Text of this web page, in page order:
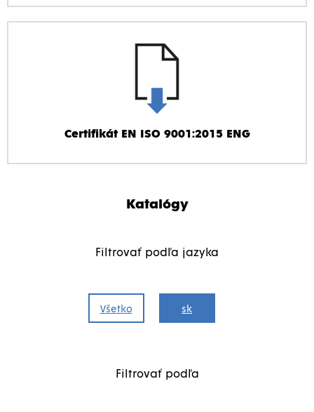
Certifikát EN ISO 9001:2015 ENG
Katalógy
Filtrovať podľa jazyka
Všetko sk
Filtrovať podľa